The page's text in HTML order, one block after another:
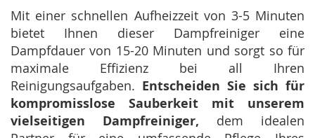
Mit einer schnellen Aufheizzeit von 3-5 Minuten
bietet Ihnen dieser Dampfreiniger eine
Dampfdauer von 15-20 Minuten und sorgt so für
maximale Effizienz bei all Ihren
Reinigungsaufgaben. Entscheiden Sie sich für
kompromisslose Sauberkeit mit unserem
vielseitigen Dampfreiniger, dem idealen